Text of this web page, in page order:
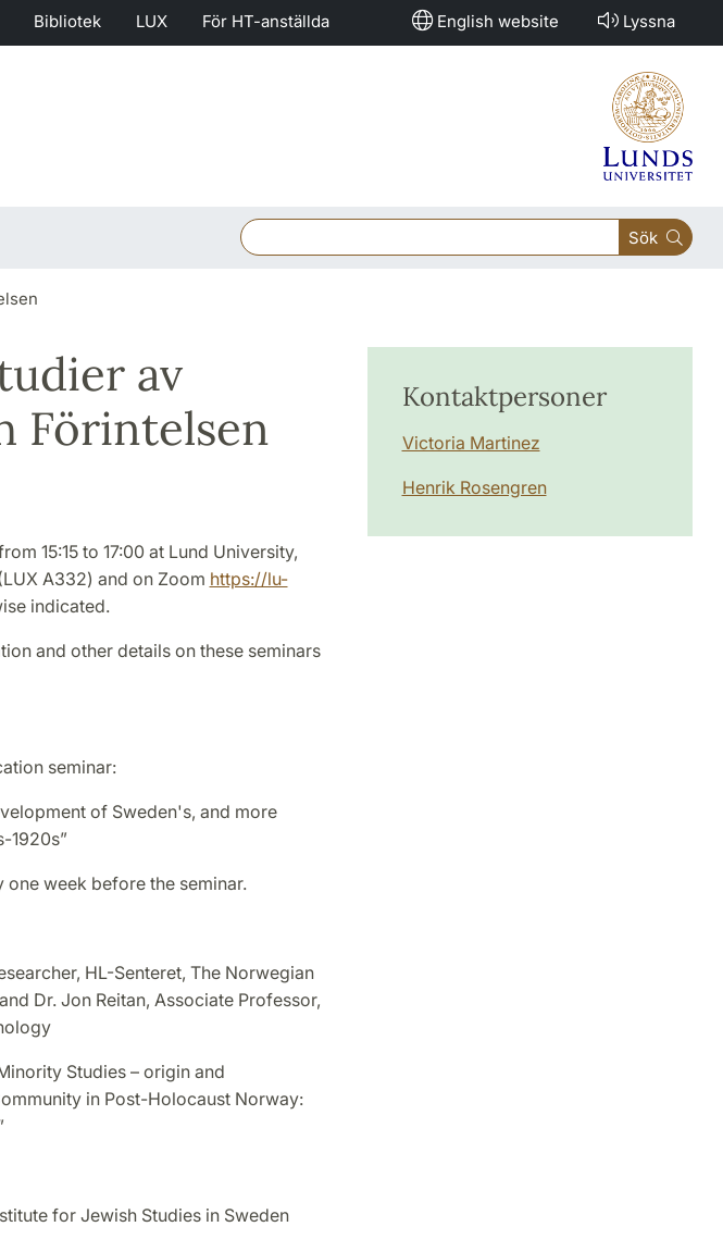
Bibliotek LUX För HT-anställda English website Lyssna
Sök
av
Förintelsen
15:15 to 17:00 at Lund University,
A332) and on Zoom https://lu-
indicated.
and other details on these seminars
seminar:
of Sweden's, and more
1920s”
week before the seminar.
HL-Senteret, The Norwegian
Dr. Jon Reitan, Associate Professor,
Studies – origin and
in Post-Holocaust Norway:
for Jewish Studies in Sweden
Kontaktpersoner
Victoria Martinez
Henrik Rosengren